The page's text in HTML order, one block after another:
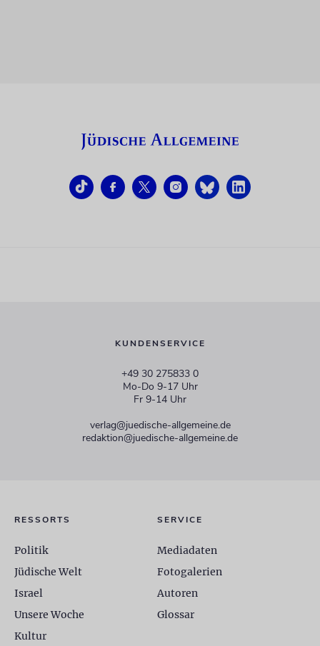
KUNDENSERVICE
+49 30 275833 0
Mo-Do 9-17 Uhr
Fr 9-14 Uhr
verlag@juedische-allgemeine.de
redaktion@juedische-allgemeine.de
RESSORTS
Politik
Jüdische Welt
Israel
Unsere Woche
Kultur
SERVICE
Mediadaten
Fotogalerien
Autoren
Glossar